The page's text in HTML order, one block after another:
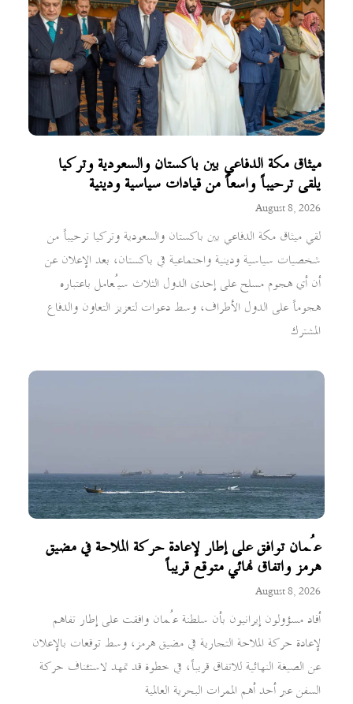
ميثاق مكة الدفاعي بين باكستان والسعودية وتركيا
يلقى ترحيباً واسعاً من قيادات سياسية ودينية
August 8, 2026
لقي ميثاق مكة الدفاعي بين باكستان والسعودية وتركيا ترحيباً من
شخصيات سياسية ودينية واجتماعية في باكستان، بعد الإعلان عن
أن أي هجوم مسلح على إحدى الدول الثلاث سيُعامل باعتباره
هجوماً على الدول الأطراف، وسط دعوات لتعزيز التعاون والدفاع
المشترك
عُمان توافق على إطار لإعادة حركة الملاحة في مضيق
هرمز واتفاق نهائي متوقع قريباً
August 8, 2026
أفاد مسؤولون إيرانيون بأن سلطنة عُمان وافقت على إطار تفاهم
لإعادة حركة الملاحة التجارية في مضيق هرمز، وسط توقعات بالإعلان
عن الصيغة النهائية للاتفاق قريباً، في خطوة قد تمهد لاستئناف حركة
السفن عبر أحد أهم الممرات البحرية العالمية